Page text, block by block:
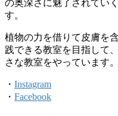
の奥深さに魅了されてい
す。
植物の力を借りて皮膚を
践できる教室を目指して
さな教室をやっています。
・ Instagram
・ Facebook